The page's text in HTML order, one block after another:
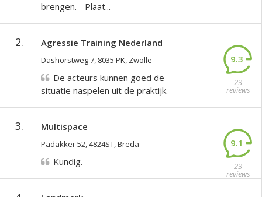
brengen. - Plaat...
2. Agressie Training Nederland
Dashorstweg 7, 8035 PK, Zwolle 9.3
23
reviews
De acteurs kunnen goed de
situatie naspelen uit de praktijk.
3. Multispace
Padakker 52, 4824ST, Breda 9.1
23
reviews
Kundig.